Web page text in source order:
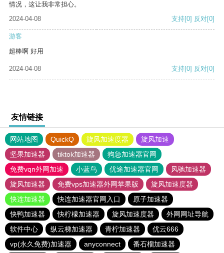
情况，这让我非常担心。
2024-04-08
支持[0] 反对[0]
游客
超棒啊 好用
2024-04-08 支持[0] 反对[0]
友情链接
网站地图 QuickQ 旋风加速度器
旋风加速
坚果加速器
tiktok加速器
狗急加速器官网
免费vqn外网加速
小蓝鸟 优途加速器官网
风驰加速器
旋风加速器
免费vps加速器外网苹果版
旋风加速度器
快连加速器
快连加速器官网入口
原子加速器
快鸭加速器
快柠檬加速器 旋风加速度器
外网网址导航
软件中心
纵云梯加速器 青柠加速器
优云666
vp(永久免费)加速器
anyconnect 番石榴加速器